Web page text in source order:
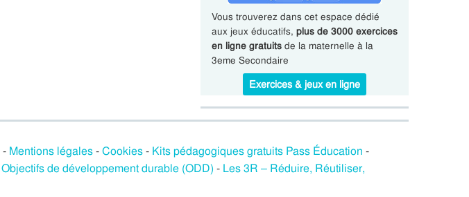
Vous trouverez dans cet espace dédié
aux jeux éducatifs, plus de 3000 exercices
en ligne gratuitsde la maternelle à la
3eme Secondaire
Exercices & jeux en ligne
- Mentions légales-Cookies- Kits pédagogiques gratuits Pass Éducation -
Objectifs de développement durable (ODD) - Les 3R – Réduire, Réutiliser,